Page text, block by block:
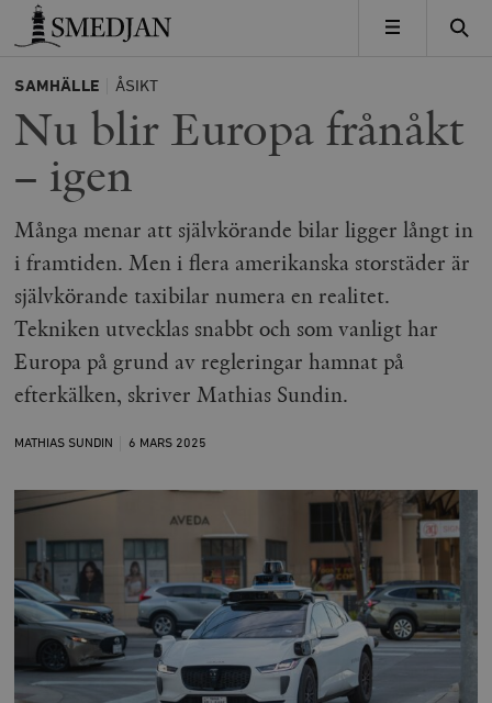
Timbro
MENY
SAMHÄLLE ÅSIKT
Nu blir Europa frånåkt
– igen
Många menar att självkörande bilar ligger långt in
i framtiden. Men i flera amerikanska storstäder är
självkörande taxibilar numera en realitet.
Tekniken utvecklas snabbt och som vanligt har
Europa på grund av regleringar hamnat på
efterkälken, skriver Mathias Sundin.
MATHIAS SUNDIN 6 MARS 2025